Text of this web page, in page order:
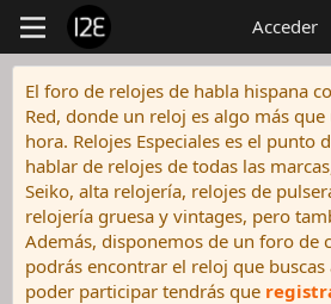
Acceder
El foro de relojes de habla hispana
Red, donde un reloj es algo más
hora. Relojes Especiales es el punto
hablar de relojes de todas las
Seiko, alta relojería, relojes de
relojería gruesa y vintages, pero
Además, disponemos de un foro de
podrás encontrar el reloj que
poder participar tendrás que